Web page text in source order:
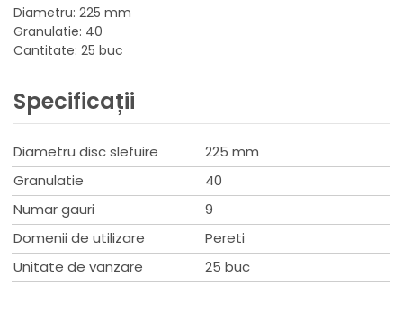
Diametru: 225 mm
Granulatie: 40
Cantitate: 25 buc
Specificații
Diametru disc slefuire
225 mm
Granulatie
40
Numar gauri
9
Domenii de utilizare
Pereti
Unitate de vanzare
25 buc